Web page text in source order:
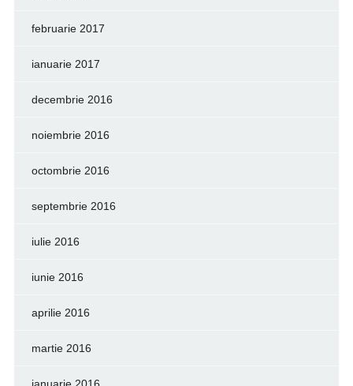
februarie 2017
ianuarie 2017
decembrie 2016
noiembrie 2016
octombrie 2016
septembrie 2016
iulie 2016
iunie 2016
aprilie 2016
martie 2016